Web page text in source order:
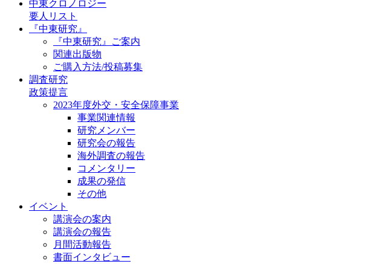
中東クロノロジー
要人リスト
『中東研究』
『中東研究』ご案内
関連出版物
ご購入方法/投稿募集
調査研究
政策提言
2023年度外交・安全保障事業
事業関連情報
研究メンバー
研究会の報告
海外調査の報告
コメンタリー
成果の発信
その他
イベント
講演会の案内
講演会の報告
月間活動報告
書面インタビュー